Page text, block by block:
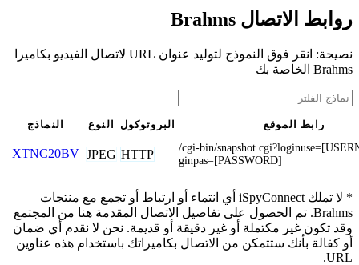
روابط الاتصال Brahms
نصيحة: انقر فوق النموذج لتوليد عنوان URL لاتصال الفيديو بكاميرا
Brahms الخاصة بك
النماذج النوع البروتوكول رابط الموقع
XTNC20BV JPEG HTTP
/cgi-bin/
ginpas=[PASSWORD]
* لا تملك iSpyConnect أي انتماء أو ارتباط أو تجمع مع منتجات
Brahms. تم الحصول على تفاصيل الاتصال المقدمة هنا من المجتمع
وقد تكون غير مكتملة أو غير دقيقة أو قديمة. نحن لا نقدم أي ضمان
أو كفالة بأنك ستتمكن من الاتصال بكاميراتك باستخدام هذه عناوين
URL.